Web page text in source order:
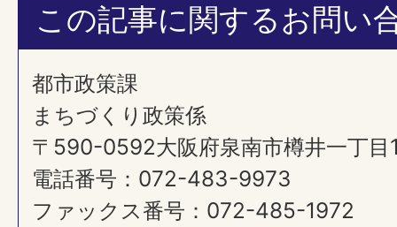
この記事に関するお問い
都市政策課
まちづくり政策係
〒590-0592大阪府泉南市樽井一丁目
電話番号：072-483-9973
ファックス番号：072-485-1972